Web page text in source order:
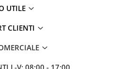
UTILE
CLIENTI
L-V: 08:00 - 17:00